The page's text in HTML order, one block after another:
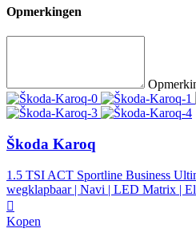
Opmerkingen
Škoda Karoq
1.5 TSI ACT Sportline Business
wegklapbaar | Navi | LED Matrix |
Kopen